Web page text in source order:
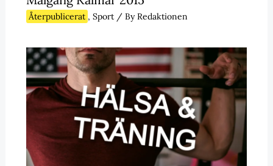
Återpublicerat , Sport/ ByRedaktionen